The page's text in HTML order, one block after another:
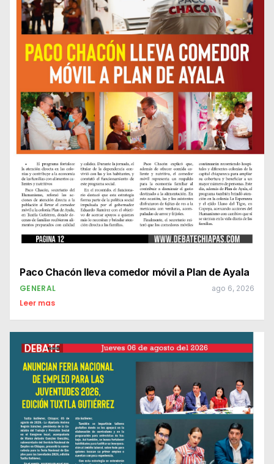
Paco Chacón lleva comedor móvil a Plan de Ayala
GENERAL ago 6, 2026
Leer mas